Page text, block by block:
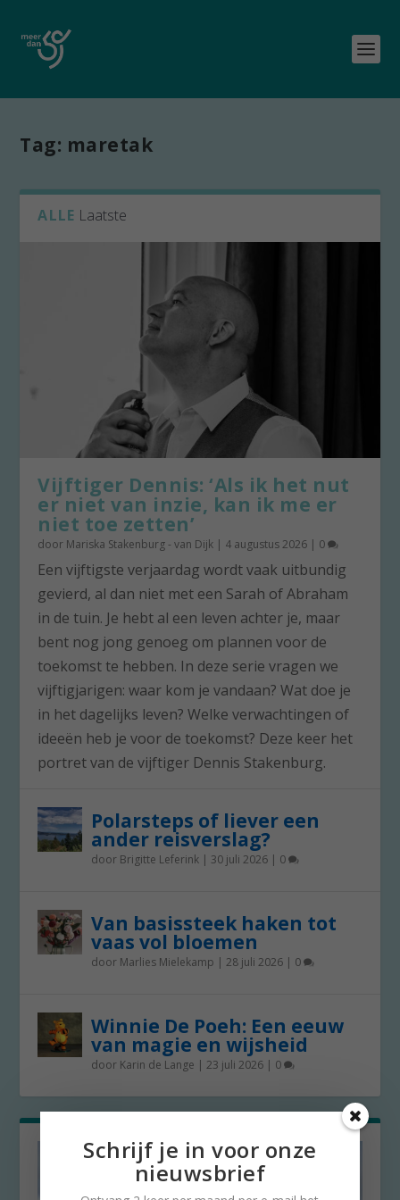
Tag: maretak
ALLE Laatste
Vijftiger Dennis: ‘Als ik het nut
er niet van inzie, kan ik me er
niet toe zetten’
door Mariska Stakenburg - van Dijk | 4 augustus 2026 | 0
Een vijftigste verjaardag wordt vaak uitbundig
gevierd, al dan niet met een Sarah of Abraham
in de tuin. Je hebt al een leven achter je, maar
bent nog jong genoeg om plannen voor de
toekomst te hebben. In deze serie vragen we
vijftigjarigen: waar kom je vandaan? Wat doe je
in het dagelijks leven? Welke verwachtingen of
ideeën heb je voor de toekomst? Deze keer het
portret van de vijftiger Dennis Stakenburg.
Polarsteps of liever een
ander reisverslag?
door Brigitte Leferink | 30 juli 2026 | 0
Van basissteek haken tot
vaas vol bloemen
door Marlies Mielekamp |28 juli 2026 | 0
Winnie De Poeh: Een eeuw
van magie en wijsheid
door Karin de Lange |23 juli 2026 | 0
Schrijf je in voor onze
nieuwsbrief